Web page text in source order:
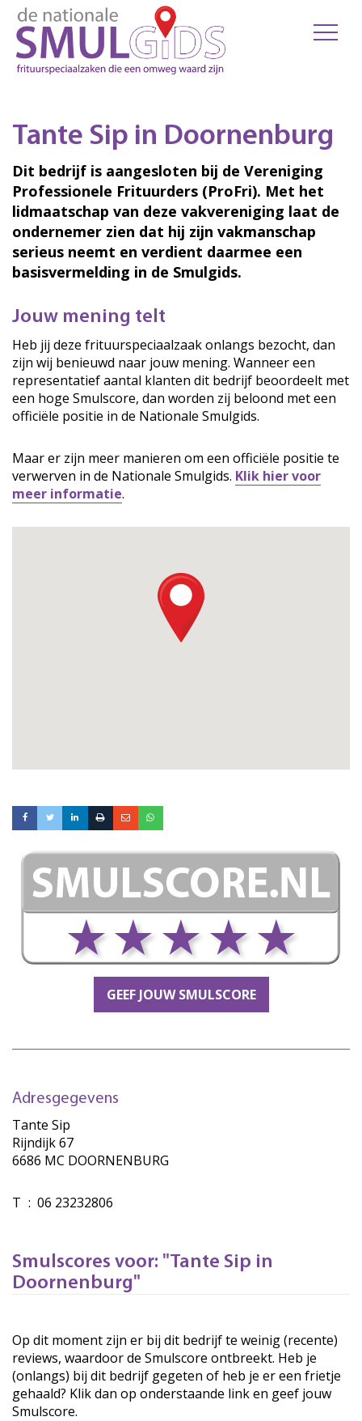
Tante Sip in Doornenburg
Dit bedrijf is aangesloten bij de Vereniging
Professionele Frituurders (ProFri). Met het
lidmaatschap van deze vakvereniging laat de
ondernemer zien dat hij zijn vakmanschap
serieus neemt en verdient daarmee een
basisvermelding in de Smulgids.
Jouw mening telt
Heb jij deze frituurspeciaalzaak onlangs bezocht, dan
zijn wij benieuwd naar jouw mening. Wanneer een
representatief aantal klanten dit bedrijf beoordeelt met
een hoge Smulscore, dan worden zij beloond met een
officiële positie in de Nationale Smulgids.
Maar er zijn meer manieren om een officiële positie te
verwerven in de Nationale Smulgids. Klik hier voor
meer informatie.
GEEF JOUW SMULSCORE
Adresgegevens
Tante Sip
Rijndijk 67
6686 MC DOORNENBURG
T : 06 23232806
Smulscores voor: "Tante Sip in
Doornenburg"
Op dit moment zijn er bij dit bedrijf te weinig (recente)
reviews, waardoor de Smulscore ontbreekt. Heb je
(onlangs) bij dit bedrijf gegeten of heb je er een frietje
gehaald? Klik dan op onderstaande link en geef jouw
Smulscore.